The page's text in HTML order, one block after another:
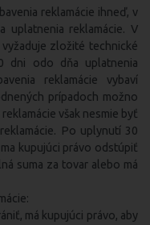
reklamácie ihneď, v
reklamácie. V
zložité technické
dni odo dňa uplatnenia
reklamácie vybaví
prípadoch možno
však nesmie byť
Po uplynutí 30
kupujúci právo odstúpiť
suma za tovar alebo má
má kupujúci právo, aby